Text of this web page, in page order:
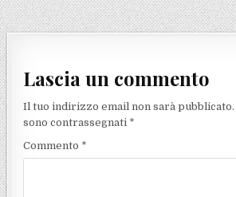
Lascia un commento
Il tuo indirizzo email non sarà pubblicato.
sono contrassegnati *
Commento *